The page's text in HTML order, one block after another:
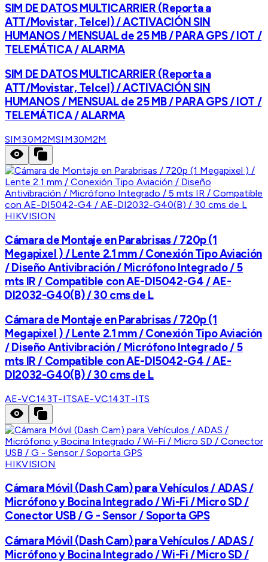
SIM DE DATOS MULTICARRIER (Reporta a
ATT/Movistar, Telcel) / ACTIVACIÓN SIN
HUMANOS / MENSUAL de 25 MB / PARA GPS / IOT /
TELEMÁTICA / ALARMA
SIM DE DATOS MULTICARRIER (Reporta a
ATT/Movistar, Telcel) / ACTIVACIÓN SIN
HUMANOS / MENSUAL de 25 MB / PARA GPS / IOT /
TELEMÁTICA / ALARMA
SIM30M2MSIM30M2M
HIKVISION
Cámara de Montaje en Parabrisas / 720p (1
Megapixel ) / Lente 2.1 mm / Conexión Tipo Aviación
/ Diseño Antivibración / Micrófono Integrado / 5
mts IR / Compatible con AE-DI5042-G4 / AE-
DI2032-G40(B) / 30 cms de L
Cámara de Montaje en Parabrisas / 720p (1
Megapixel ) / Lente 2.1 mm / Conexión Tipo Aviación
/ Diseño Antivibración / Micrófono Integrado / 5
mts IR / Compatible con AE-DI5042-G4 / AE-
DI2032-G40(B) / 30 cms de L
AE-VC143T-ITSAE-VC143T-ITS
HIKVISION
Cámara Móvil (Dash Cam) para Vehículos / ADAS /
Micrófono y Bocina Integrado / Wi-Fi / Micro SD /
Conector USB / G - Sensor / Soporta GPS
Cámara Móvil (Dash Cam) para Vehículos / ADAS /
Micrófono y Bocina Integrado / Wi-Fi / Micro SD /